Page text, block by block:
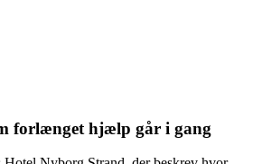
forlænget hjælp går i gang